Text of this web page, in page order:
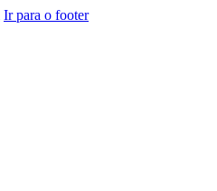
Ir para o footer